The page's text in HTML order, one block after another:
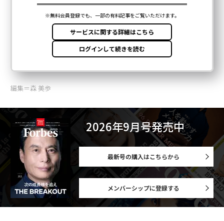
編集＝森 美歩
2026年9月号発売中
最新号の購入はこちらから
メンバーシップに登録する